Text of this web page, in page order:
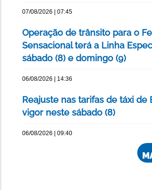
07/08/2026 | 07:45
Operação de trânsito para o
Sensacional terá a Linha
sábado (8) e domingo (9)
06/08/2026 | 14:36
Reajuste nas tarifas de táxi de
vigor neste sábado (8)
06/08/2026 | 09:40